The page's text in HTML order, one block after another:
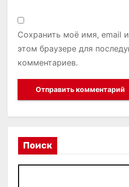
Сохранить моё имя, email
этом браузере для
комментариев.
Поиск